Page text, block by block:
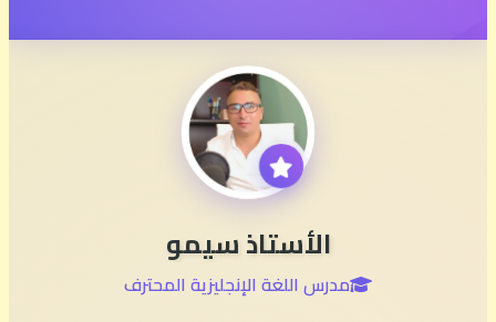
الأستاذ سيمو
مدرس اللغة الإنجليزية المحترف